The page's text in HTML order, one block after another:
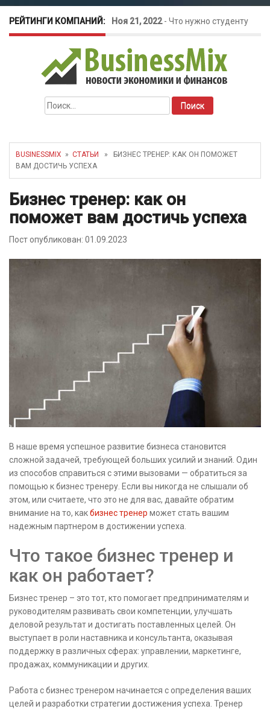
РЕЙТИНГИ КОМПАНИЙ: Ноя 21, 2022- Что нужно студенту
для открытия бизнеса?
Окт 26, 2022-Телефония для
amoCRM: лучшие инструменты для
бизнеса
как защитить свой бизнес?
Найти:
BUSINESSMIX » СТАТЬИ
» БИЗНЕС ТРЕНЕР: КАК ОН ПОМОЖЕТ
ВАМ ДОСТИЧЬ УСПЕХА
Бизнес тренер: как он
поможет вам достичь успеха
Пост опубликован: 01.09.2023
В наше время успешное развитие бизнеса становится
сложной задачей, требующей больших усилий и знаний. Один
из способов справиться с этими вызовами — обратиться за
помощью к бизнес тренеру. Если вы никогда не слышали об
этом, или считаете, что это не для вас, давайте обратим
внимание на то, какбизнес тренер может стать вашим
надежным партнером в достижении успеха.
Что такое бизнес тренер и
как он работает?
Бизнес тренер – это тот, кто помогает предпринимателям и
руководителям развивать свои компетенции, улучшать
деловой результат и достигать поставленных целей. Он
выступает в роли наставника и консультанта, оказывая
поддержку в различных сферах: управлении, маркетинге,
продажах, коммуникации и других.
Работа с бизнес тренером начинается с определения ваших
целей и разработки стратегии достижения успеха. Тренер